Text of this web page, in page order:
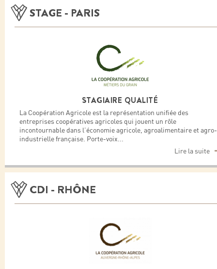
STAGE - PARIS
STAGIAIRE QUALITÉ
La Coopération Agricole est la représentation unifiée des
entreprises coopératives agricoles qui jouent un rôle
incontournable dans l’économie agricole, agroalimentaire et agro-
industrielle française. Porte-voix...
Lire la suite
CDI - RHÔNE